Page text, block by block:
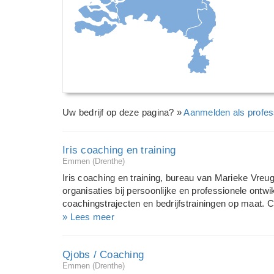
Uw bedrijf op deze pagina? »Aanmelden als
Iris coaching en training
Emmen (Drenthe)
Iris coaching en training, bureau van Marieke
organisaties bij persoonlijke en professionele
coachingstrajecten en bedrijfstrainingen op maat.
ontwikkeling, bewustwording, en zelfkennis. Je
hen die op zoek zijn naar nieuwe perspectieven en
zowel voor jezelf, als voor je omgeving. Als
» Lees meer
Qjobs / Coaching
Emmen (Drenthe)